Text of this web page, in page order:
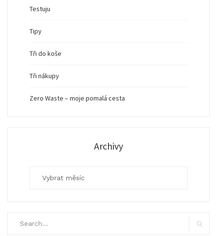
Testuju
Tipy
Tři do koše
Tři nákupy
Zero Waste – moje pomalá cesta
Archivy